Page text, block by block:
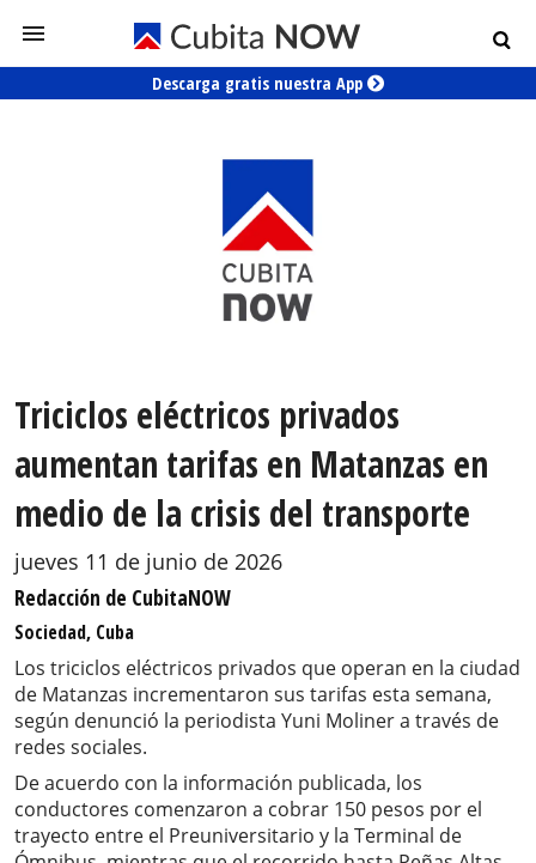
Descarga gratis nuestra App
Triciclos eléctricos privados
aumentan tarifas en Matanzas en
medio de la crisis del transporte
jueves 11 de junio de 2026
Redacción de CubitaNOW
Sociedad, Cuba
Los triciclos eléctricos privados que operan en la ciudad
de Matanzas incrementaron sus tarifas esta semana,
según denunció la periodista Yuni Moliner a través de
redes sociales.
De acuerdo con la información publicada, los
conductores comenzaron a cobrar 150 pesos por el
trayecto entre el Preuniversitario y la Terminal de